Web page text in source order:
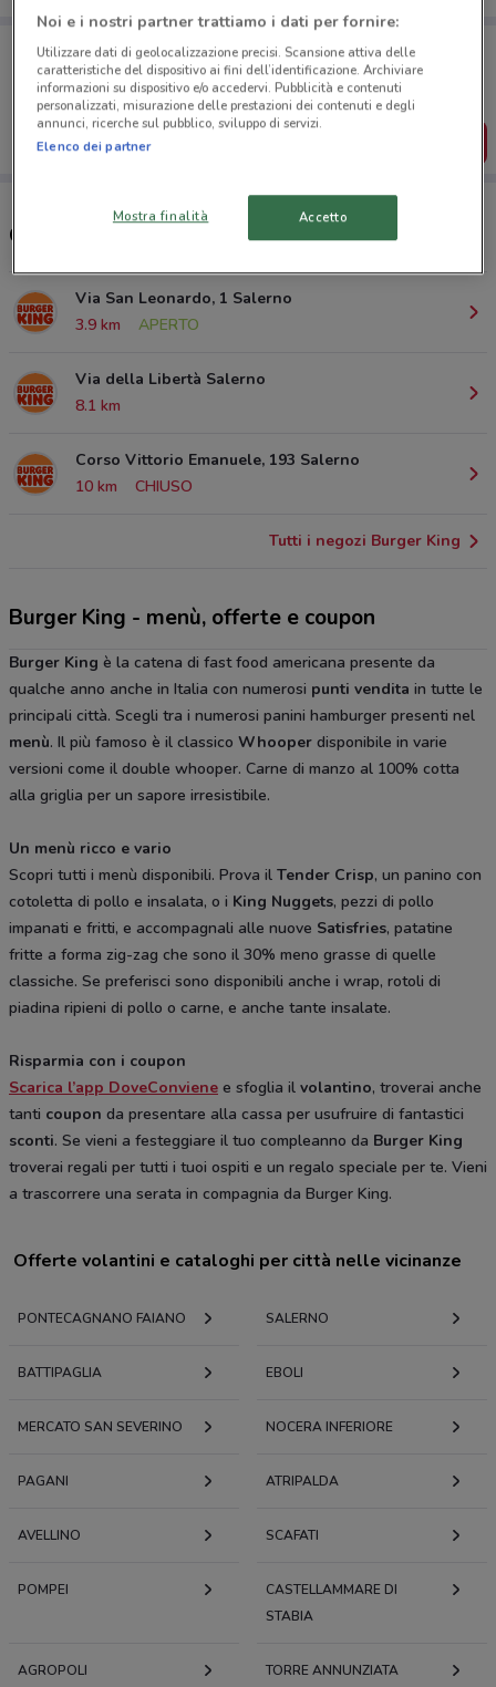
Porta DoveConviene sempre con te!
Puoi trovare le migliori offerte dei negozi vicino a te,
salvarle e creare la tua lista del risparmio, comodamente
dal tuo cellulare.
Orari e ristoranti Burger King
Via San Leonardo, 1 Salerno
3.9 km
APERTO
Via della Libertà Salerno
8.1 km
Corso Vittorio Emanuele, 193 Salerno
10 km
CHIUSO
Tutti i negozi Burger King
Burger King - menù, offerte e coupon
Burger King è la catena di fast food americana presente da
qualche anno anche in Italia con numerosi punti vendita in tutte le
principali città. Scegli tra i numerosi panini hamburger presenti nel
menù. Il più famoso è il classico Whooper disponibile in varie
versioni come il double whooper. Carne di manzo al 100% cotta
alla griglia per un sapore irresistibile.
Un menù ricco e vario
Scopri tutti i menù disponibili. Prova il Tender Crisp, un panino con
cotoletta di pollo e insalata, o i King Nuggets, pezzi di pollo
impanati e fritti, e accompagnali alle nuove Satisfries, patatine
fritte a forma zig-zag che sono il 30% meno grasse di quelle
classiche. Se preferisci sono disponibili anche i wrap, rotoli di
piadina ripieni di pollo o carne, e anche tante insalate.
Risparmia con i coupon
Scarica l’app DoveConviene e sfoglia il volantino, troverai anche
tanti coupon da presentare alla cassa per usufruire di fantastici
sconti. Se vieni a festeggiare il tuo compleanno da Burger King
troverai regali per tutti i tuoi ospiti e un regalo speciale per te. Vieni
a trascorrere una serata in compagnia da Burger King.
Offerte volantini e cataloghi per città nelle vicinanze
PONTECAGNANO FAIANO SALERNO
BATTIPAGLIA EBOLI
MERCATO SAN SEVERINO NOCERA INFERIORE
PAGANI ATRIPALDA
AVELLINO SCAFATI
POMPEI
CASTELLAMMARE DI
STABIA
AGROPOLI TORRE ANNUNZIATA
Noi e i nostri partner trattiamo i dati per fornire:
Utilizzare dati di geolocalizzazione precisi. Scansione attiva delle
caratteristiche del dispositivo ai fini dell’identificazione. Archiviare
informazioni su dispositivo e/o accedervi. Pubblicità e contenuti
personalizzati, misurazione delle prestazioni dei contenuti e degli
annunci, ricerche sul pubblico, sviluppo di servizi.
Elenco dei partner
Mostra finalità Accetto